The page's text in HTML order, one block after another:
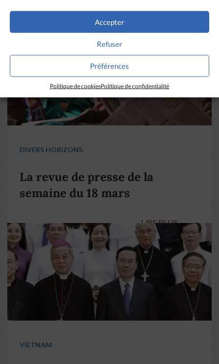
Accepter
Refuser
Préférences
Politique de cookiesPolitique de confidentialité
DIVERS HORIZONS
La revue de presse de la
semaine du 18 mars
LIRE PLUS →
VIETNAM